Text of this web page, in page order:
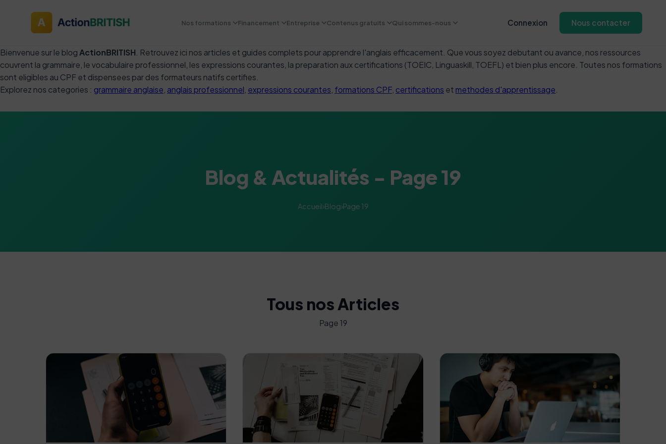
Nos formations Financement Entreprise Contenus gratuits Qui sommes-nous Connexion Nous contacter
Bienvenue sur le blog ActionBRITISH . Retrouvez ici nos articles et guides complets pour apprendre l'anglais efficacement. Que vous soyez debutant ou avance, nos ressources
couvrent la grammaire, le vocabulaire professionnel, les expressions courantes, la preparation aux certifications (TOEIC, Linguaskill, TOEFL) et bien plus encore. Toutes nos formations
sont eligibles au CPF et dispensees par des formateurs natifs certifies.
Explorez nos categories : grammaire anglaise anglais professionnel expressions courantes formations CPF certifications et methodes d'apprentissage
Blog & Actualités - Page 19
Accueil›Blog›Page 19
Tous nos Articles
Page 19